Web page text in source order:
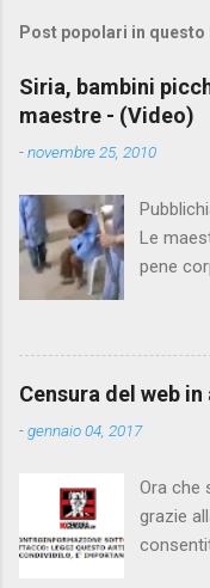
e
n
t
Post popolari in questo
Siria, bambini
maestre - (Video)
-novembre 25, 2010
Le
pene
Canale
per
scuola.
Censura del web
-gennaio 04, 2017
Ora che
grazie